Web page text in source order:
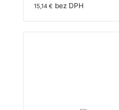
15,14 € bez DPH